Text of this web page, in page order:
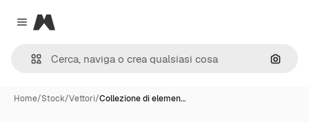
Close menu
Magnific
Cerca
Home/Stock/Vettori/Collezione di elemen…